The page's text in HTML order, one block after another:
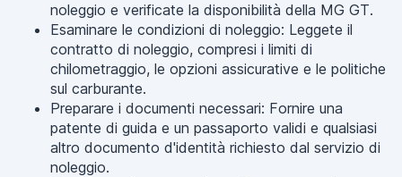
noleggio e verificate la disponibilità della MG GT.
Esaminare le condizioni di noleggio: Leggete il
contratto di noleggio, compresi i limiti di
chilometraggio, le opzioni assicurative e le politiche
sul carburante.
Preparare i documenti necessari: Fornire una
patente di guida e un passaporto validi e qualsiasi
altro documento d'identità richiesto dal servizio di
noleggio.